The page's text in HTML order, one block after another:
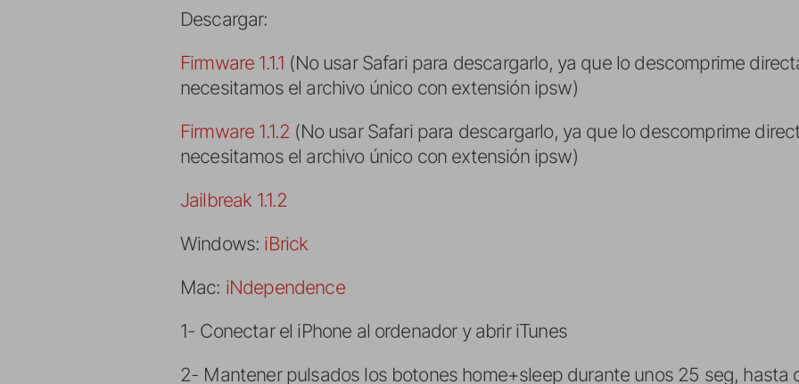
Descargar:
Firmware 1.1.1 (No usar Safari para descargarlo, ya que lo descomprime
necesitamos el archivo único con extensión ipsw)
Firmware 1.1.2 (No usar Safari para descargarlo, ya que lo descomprime
necesitamos el archivo único con extensión ipsw)
Jailbreak 1.1.2
Windows: iBrick
Mac: iNdependence
1- Conectar el iPhone al ordenador y abrir iTunes
2- Mantener pulsados los botones home+sleep durante unos 25 seg, hasta